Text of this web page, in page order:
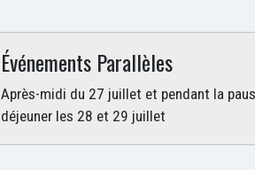
Événements Parallèles
Après-midi du 27 juillet et pendant la
déjeuner les 28 et 29 juillet